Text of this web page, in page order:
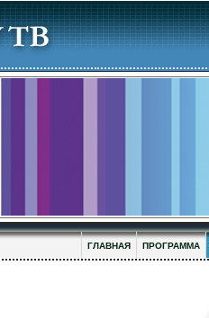
ГЛАВНАЯ ПРОГРАММА